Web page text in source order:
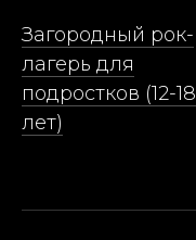
Загородный рок-
лагерь для
подростков (12-18
лет)